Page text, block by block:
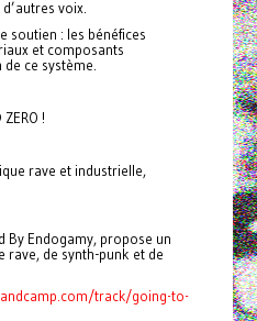
voix.
soutien : les bénéfices
et composants
ce système.
!
rave et industrielle,
By Endogamy, propose un
rave, de synth-punk et de
track/going-to-